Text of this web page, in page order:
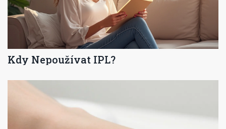
Kdy Nepoužívat IPL?